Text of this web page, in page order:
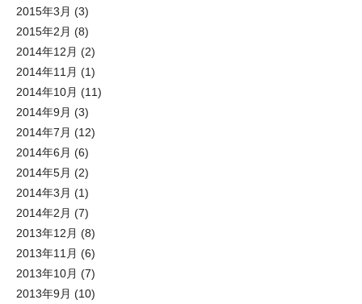
2015年3月 (3)
2015年2月 (8)
2014年12月 (2)
2014年11月 (1)
2014年10月 (11)
2014年9月 (3)
2014年7月 (12)
2014年6月 (6)
2014年5月 (2)
2014年3月 (1)
2014年2月 (7)
2013年12月 (8)
2013年11月 (6)
2013年10月 (7)
2013年9月 (10)